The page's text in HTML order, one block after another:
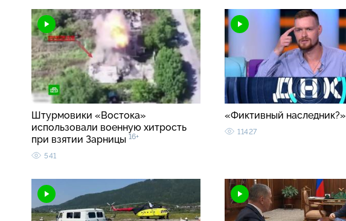
Штурмовики «Востока»
использовали военную хитрость
при взятии Зарницы 16+
541
«Фиктивный наследник?»
11427